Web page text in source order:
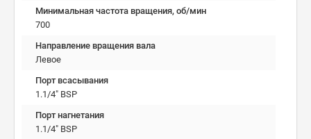
Минимальная частота вращения, об/мин
700
Направление вращения вала
Левое
Порт всасывания
1.1/4" BSP
Порт нагнетания
1.1/4" BSP